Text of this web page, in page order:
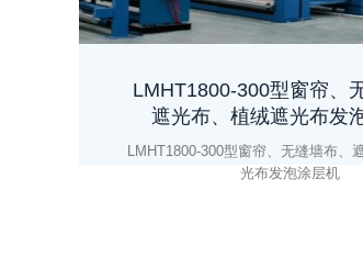
LMHT1800-300型窗帘、
遮光布、植绒遮光布发
LMHT1800-300型窗帘、无缝墙布、
光布发泡涂层机